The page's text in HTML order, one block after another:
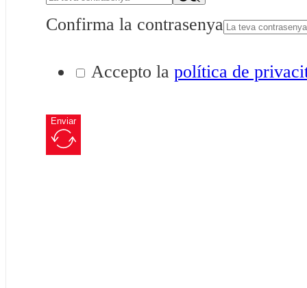
Confirma la contrasenya
Accepto la política de
Enviar